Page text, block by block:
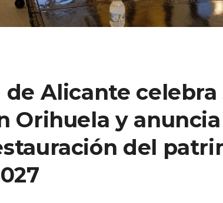
Alicante celebra
Orihuela y
del